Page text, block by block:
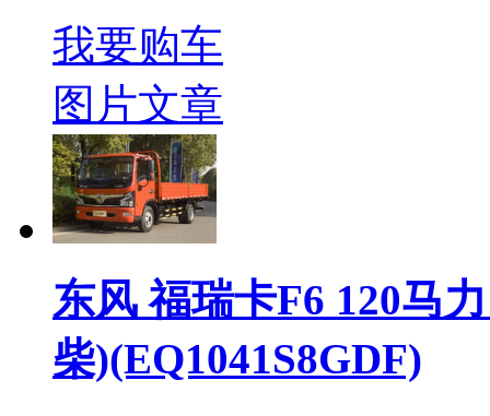
我要购车
图片文章
东风 福瑞卡F6 120马
柴)(EQ1041S8GDF)